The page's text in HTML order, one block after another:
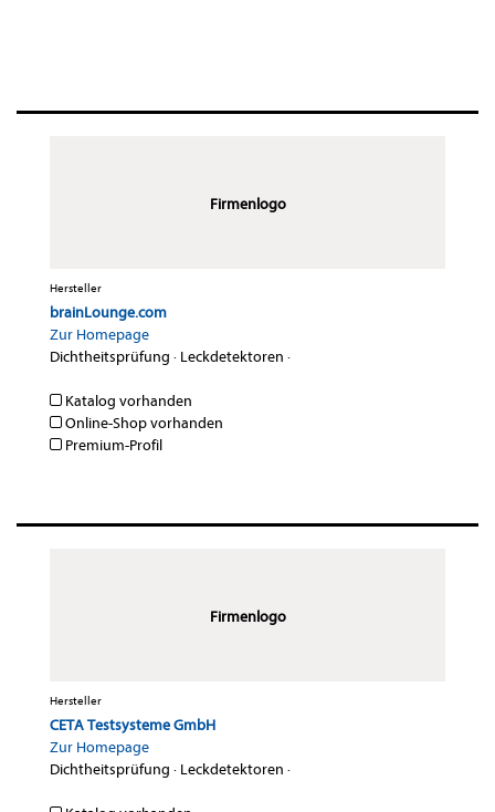
Firmenlogo
Hersteller
brainLounge.com
Zur Homepage
Dichtheitsprüfung · Leckdetektoren ·
Katalog vorhanden
Online-Shop vorhanden
Premium-Profil
Firmenlogo
Hersteller
CETA Testsysteme GmbH
Zur Homepage
Dichtheitsprüfung · Leckdetektoren ·